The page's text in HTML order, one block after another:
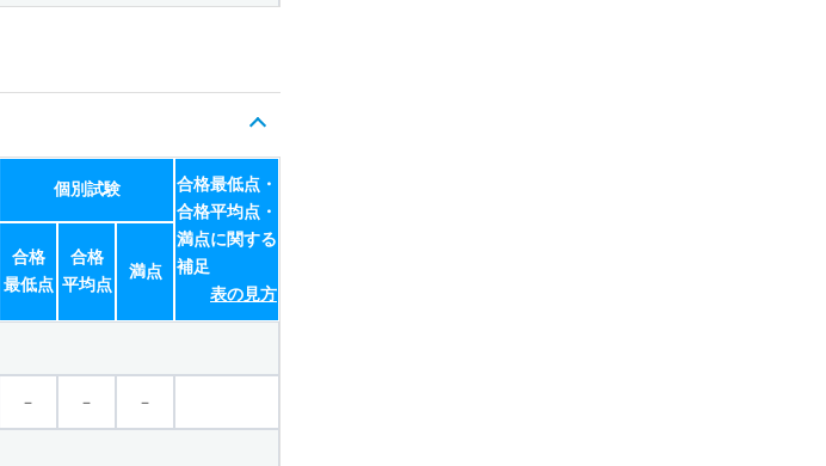
－ － －
個別試験
合格最低点・
合格平均点・
満点に関する
補足
表の見方
合格
最低点
合格
平均点
満点
－ － －